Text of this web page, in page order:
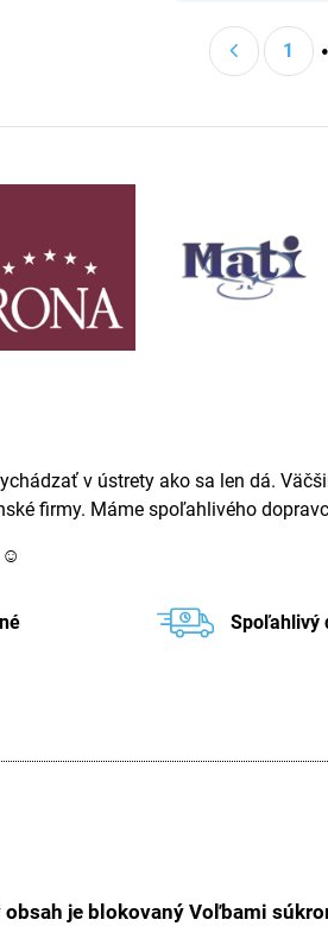
1
v ústrety ako sa len dá.
firmy. Máme spoľahlivého
☺
Spoľahlivý
obsah je blokovaný Voľbami